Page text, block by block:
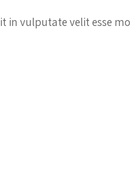
in vulputate velit esse